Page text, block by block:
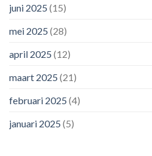
juni 2025 (15)
mei 2025 (28)
april 2025 (12)
maart 2025 (21)
februari 2025 (4)
januari 2025 (5)